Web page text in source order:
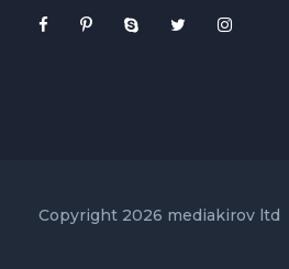
Copyright 2026 mediakirov ltd